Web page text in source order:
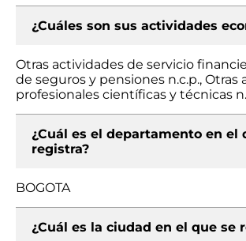
¿Cuáles son sus actividades
Otras actividades de servicio
de seguros y pensiones n.c.p., Otras
profesionales científicas y técnicas
¿Cuál es el departamento en el
registra?
BOGOTA
¿Cuál es la ciudad en el que se